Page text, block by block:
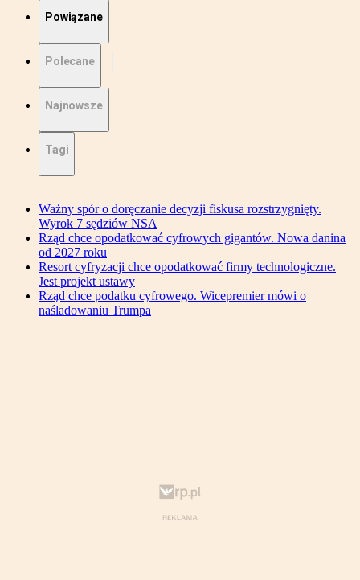
Powiązane
Polecane
Najnowsze
Tagi
Ważny spór o doręczanie decyzji fiskusa rozstrzygnięty.
Wyrok 7 sędziów NSA
Rząd chce opodatkować cyfrowych gigantów. Nowa danina
od 2027 roku
Resort cyfryzacji chce opodatkować firmy technologiczne.
Jest projekt ustawy
Rząd chce podatku cyfrowego. Wicepremier mówi o
naśladowaniu Trumpa